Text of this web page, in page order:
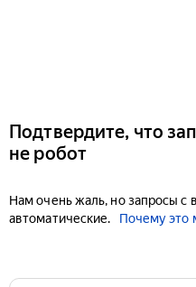
Подтвердите, что
не робот
Нам очень жаль, но запросы с
автоматические.
Почему это